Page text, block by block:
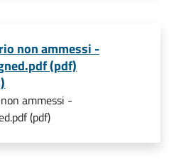
non ammessi -
(pdf)
ammessi -
(pdf)